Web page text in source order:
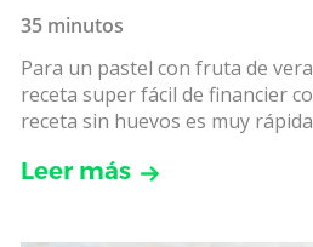
35 minutos
Para un pastel con fruta de
receta super fácil de financier
receta sin huevos es muy
Leer más